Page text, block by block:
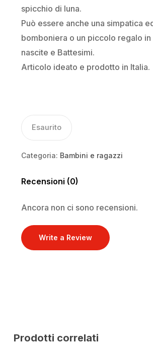
spicchio di luna.
Può essere anche una simpatica
bomboniera o un piccolo regalo
nascite e Battesimi.
Articolo ideato e prodotto in Italia.
Esaurito
Categoria: Bambini e ragazzi
Recensioni (0)
Ancora non ci sono recensioni.
Write a Review
Prodotti correlati